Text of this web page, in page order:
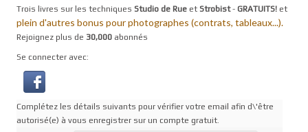
Trois livres sur les techniques Studio de Rue et Strobist- GRATUITS! et
plein d'autres bonus pour photographes (contrats, tableaux...).
Rejoignez plus de 30,000 abonnés
Se connecter avec:
Complétez les détails suivants pour vérifier votre email afin d\'être
autorisé(e) à vous enregistrer sur un compte gratuit.